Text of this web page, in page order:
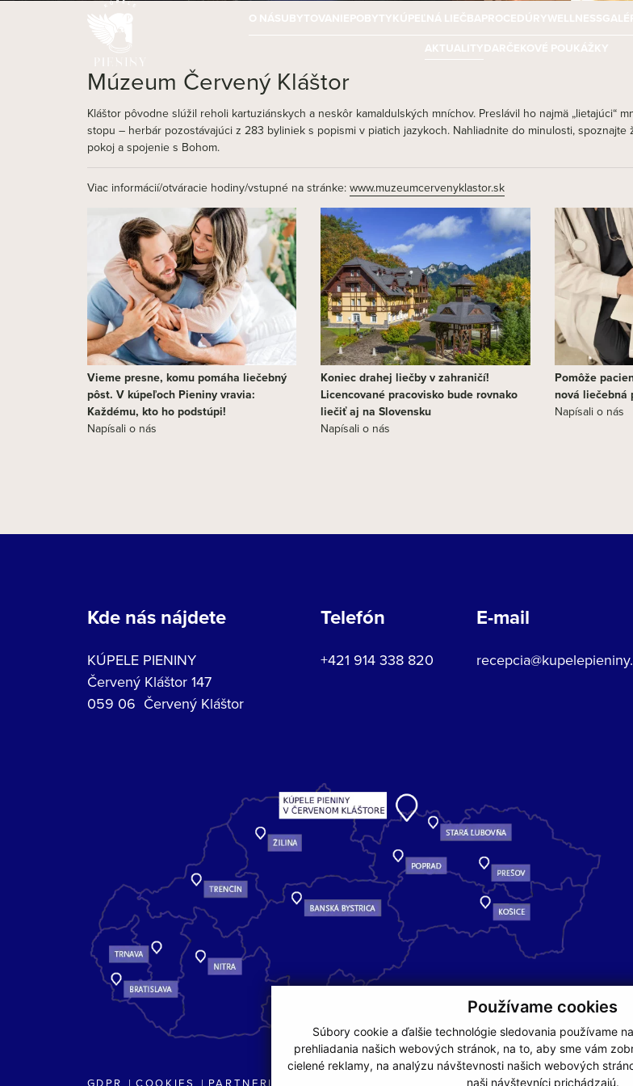
Používame cookies
Súbory cookie a ďalšie technológie sledovania používame
prehliadania našich webových stránok, na to, aby sme vám
cielené reklamy, na analýzu návštevnosti našich webových
naši návštevníci prichádzajú.
O NÁSUBYTOVANIEPOBYTYKÚPEĽNÁ LIEČBAPROCEDÚRYWELLNESS
AKTUALITYDARČEKOVÉ POUKÁŽKY
Múzeum Červený Kláštor
Kláštor pôvodne slúžil reholi kartuziánskych a neskôr kamaldulských mníchov. Preslávil ho najmä „lietajúci“
stopu – herbár pozostávajúci z 283 byliniek s popismi v piatich jazykoch. Nahliadnite do minulosti,
pokoj a spojenie s Bohom.
Viac informácií/otváracie hodiny/vstupné na stránke: www.muzeumcervenyklastor.sk
Vieme presne, komu pomáha liečebný
pôst. V kúpeľoch Pieniny vravia:
Každému, kto ho podstúpi!
Napísali o nás
Koniec drahej liečby v zahraničí!
Licencované pracovisko bude rovnako
liečiť aj na Slovensku
Napísali o nás
Pomôže
nová liečebná
Napísali o nás
Kde nás nájdete
KÚPELE PIENINY
Červený Kláštor 147
059 06 Červený Kláštor
Telefón
+421 914 338 820
E-mail
GDPR COOKIES PARTNERI